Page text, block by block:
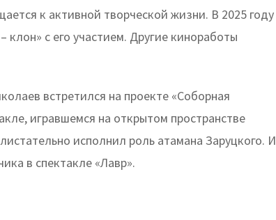
к активной творческой жизни. В 2025 году
с его участием. Другие киноработы
встретился на проекте «Соборная
игравшемся на открытом пространстве
исполнил роль атамана Заруцкого. И
в спектакле «Лавр».